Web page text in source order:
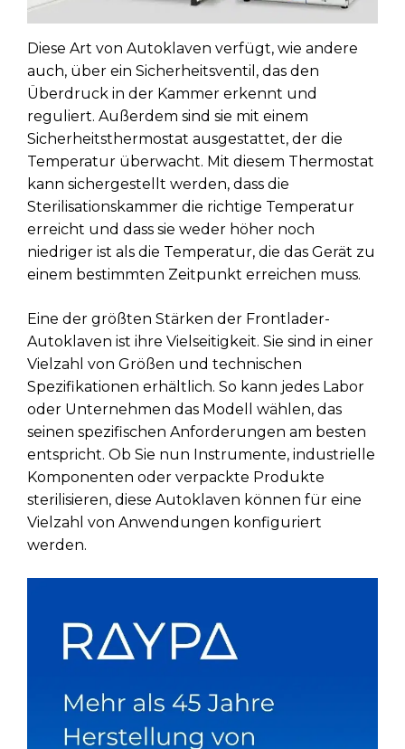
Diese Art von Autoklaven verfügt, wie andere
auch, über ein Sicherheitsventil, das den
Überdruck in der Kammer erkennt und
reguliert. Außerdem sind sie mit einem
Sicherheitsthermostat ausgestattet, der die
Temperatur überwacht. Mit diesem Thermostat
kann sichergestellt werden, dass die
Sterilisationskammer die richtige Temperatur
erreicht und dass sie weder höher noch
niedriger ist als die Temperatur, die das Gerät zu
einem bestimmten Zeitpunkt erreichen muss.
Eine der größten Stärken der Frontlader-
Autoklaven ist ihre Vielseitigkeit. Sie sind in einer
Vielzahl von Größen und technischen
Spezifikationen erhältlich. So kann jedes Labor
oder Unternehmen das Modell wählen, das
seinen spezifischen Anforderungen am besten
entspricht. Ob Sie nun Instrumente, industrielle
Komponenten oder verpackte Produkte
sterilisieren, diese Autoklaven können für eine
Vielzahl von Anwendungen konfiguriert
werden.